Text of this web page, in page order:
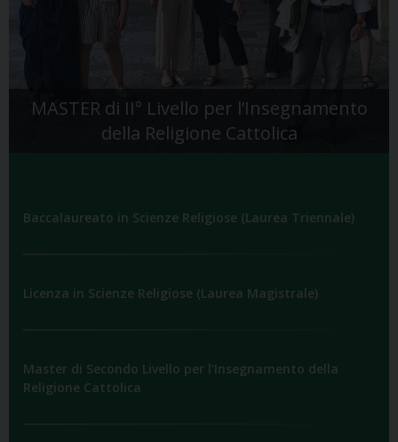
MASTER di II° Livello per l’Insegnamento
della Religione Cattolica
Baccalaureato in Scienze Religiose (Laurea Triennale)
Licenza in Scienze Religiose (Laurea Magistrale)
Master di Secondo Livello per l’Insegnamento della
Religione Cattolica